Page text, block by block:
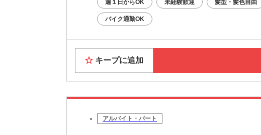
週１日からOK 未経験歓迎 髪型・髪色自由
バイク通勤OK
キープに追加
アルバイト・パート